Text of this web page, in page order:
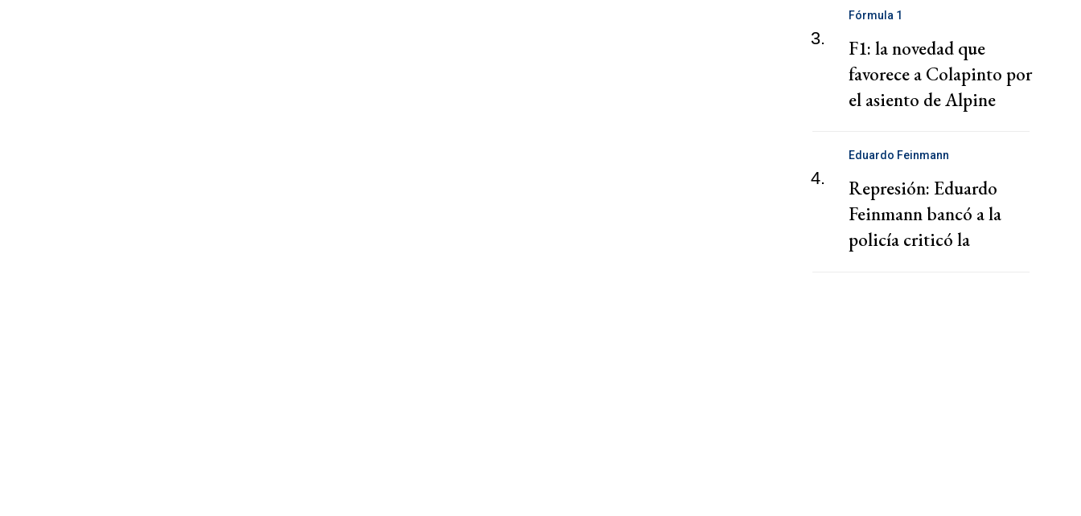
3.
Fórmula 1
F1: la novedad que
favorece a Colapinto por
el asiento de Alpine
4.
Eduardo Feinmann
Represión: Eduardo
Feinmann bancó a la
policía criticó la